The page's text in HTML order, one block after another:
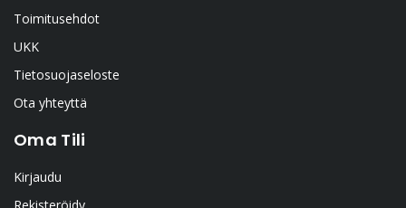
Toimitusehdot
UKK
Tietosuojaseloste
Ota yhteyttä
Oma Tili
Kirjaudu
Rekisteröidy